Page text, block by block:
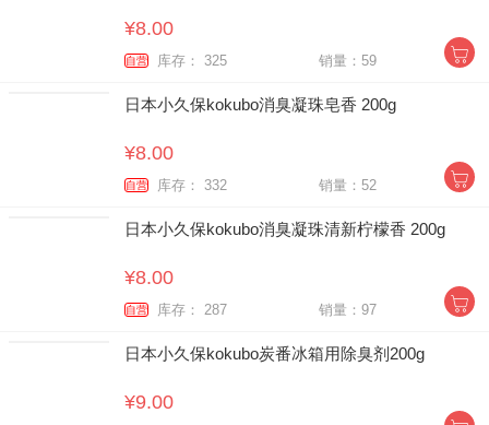
¥8.00
自营 库存： 325 销量：59
日本小久保kokubo消臭凝珠皂香 200g
¥8.00
自营 库存： 332 销量：52
日本小久保kokubo消臭凝珠清新柠檬香 200g
¥8.00
自营 库存： 287 销量：97
日本小久保kokubo炭番冰箱用除臭剂200g
¥9.00